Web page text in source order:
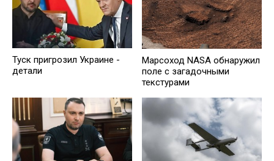
Туск пригрозил Украине -
детали
Марсоход NASA обнаружил
поле с загадочными
текстурами